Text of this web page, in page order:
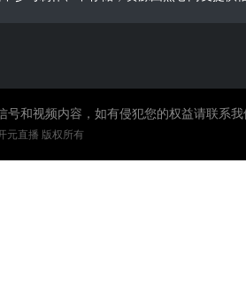
和视频内容，如有侵犯您的权益请联系
元直播 版权所有